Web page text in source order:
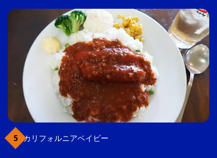
カリフォルニアベイビー